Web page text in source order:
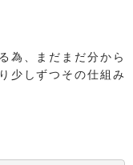
為、まだまだ分から
少しずつその仕組み